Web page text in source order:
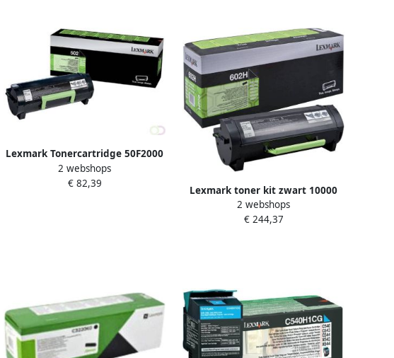
Lexmark Tonercartridge 50F2000
prebate zwart
2 webshops
€ 82,39
Lexmark toner kit zwart 10000
pagina's
2 webshops
€ 244,37